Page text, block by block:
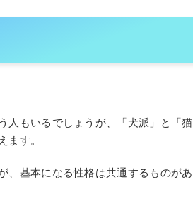
人もいるでしょうが、「犬派」と「猫
ます。
、基本になる性格は共通するものがあ